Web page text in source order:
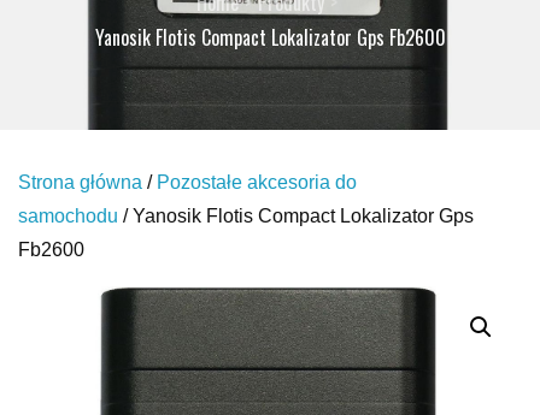
Yanosik Flotis Compact Lokalizator Gps Fb2600
Strona główna / Pozostałe akcesoria do
samochodu / Yanosik Flotis Compact Lokalizator Gps
Fb2600